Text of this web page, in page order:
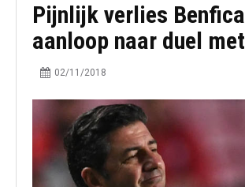
Pijnlijk verlies
aanloop naar duel
02/11/2018